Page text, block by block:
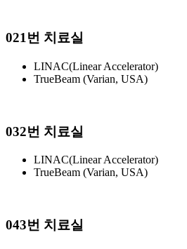
021번 치료실
LINAC(Linear Accelerator)
TrueBeam (Varian, USA)
032번 치료실
LINAC(Linear Accelerator)
TrueBeam (Varian, USA)
043번 치료실